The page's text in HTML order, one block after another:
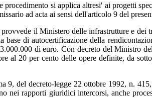
si applica altresi' ai progetti
ad acta ai sensi dell'articolo 9 del
il Ministero delle infrastrutture e dei
di autocertificazione della
di euro. Con decreto del Ministro
20 per cento delle opere definite, da
9, del decreto-legge 22 ottobre 1992, n.
nei rapporti giuridici intercorsi, anche